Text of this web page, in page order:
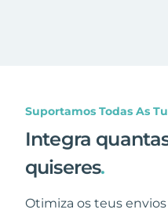
Suportamos Todas As
Integra
quiseres.
Otimiza os teus